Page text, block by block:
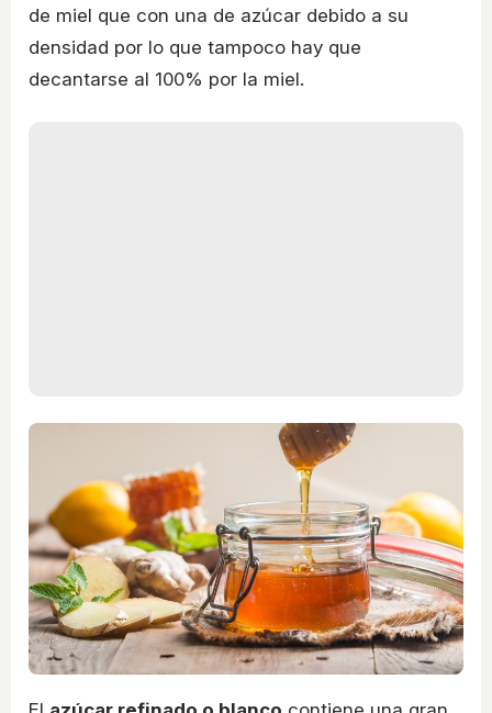
de miel que con una de azúcar debido a su
densidad por lo que tampoco hay que
decantarse al 100% por la miel.